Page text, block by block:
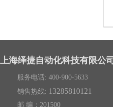
上海绎捷自动化科技有限公司
服务电话: 400-900-5633
销售热线: 13285810121
邮 编：201500